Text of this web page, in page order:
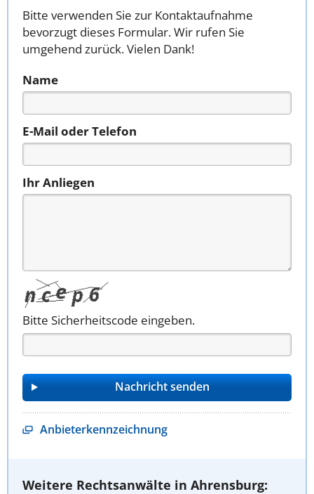
Bitte verwenden Sie zur Kontaktaufnahme
bevorzugt dieses Formular. Wir rufen Sie
umgehend zurück. Vielen Dank!
Name
E-Mail oder Telefon
Ihr Anliegen
Bitte Sicherheitscode eingeben.
Anbieterkennzeichnung
Weitere Rechtsanwälte in Ahrensburg: